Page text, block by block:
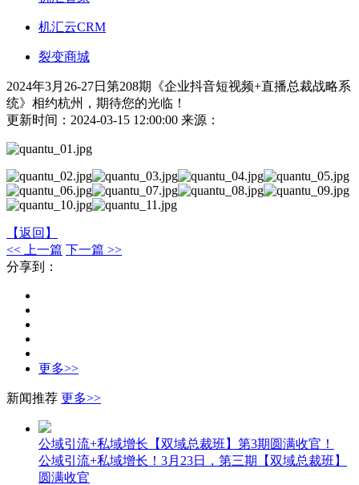
机汇云CRM
裂变商城
2024年3月26-27日第208期《企业抖音短视频+直播总裁战略系
统》相约杭州，期待您的光临！
更新时间：2024-03-15 12:00:00 来源：
【返回】
<< 上一篇 下一篇 >>
分享到：
更多>>
新闻推荐 更多>>
公域引流+私域增长【双域总裁班】第3期圆满收官！
公域引流+私域增长！3月23日，第三期【双域总裁班】
圆满收官